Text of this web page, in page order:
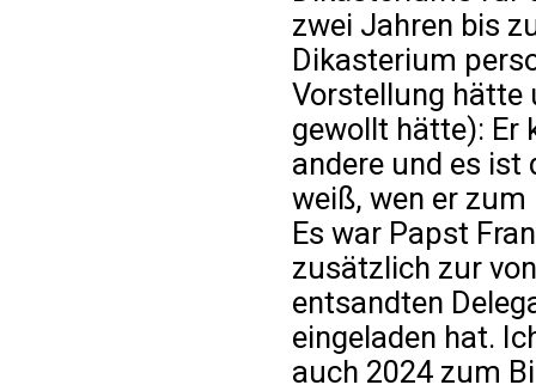
zwei Jahren bis
Dikasterium
Vorstellung hätte
gewollt hätte): Er
andere und es ist
weiß, wen er
Es war Papst
zusätzlich zur
entsandten
eingeladen hat.
auch 2024 zum